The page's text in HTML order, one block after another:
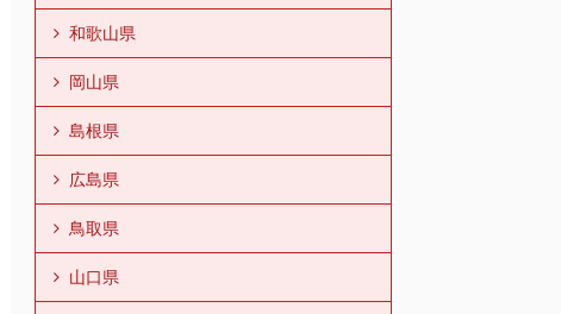
和歌山県
岡山県
島根県
広島県
鳥取県
山口県